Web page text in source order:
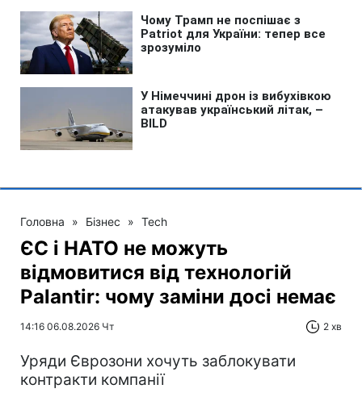
Головна » Бізнес » Tech
ЄС і НАТО не можуть
відмовитися від технологій
Palantir: чому заміни досі немає
14:16 06.08.2026 Чт 2 хв
Уряди Єврозони хочуть заблокувати
контракти компанії